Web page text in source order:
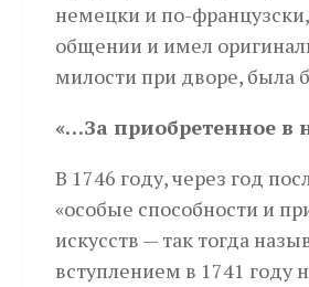
немецки и по-
общении и имел
милости при дворе, была
«…За приобретенное в
В 1746 году, через год
«особые способности и
искусств — так тогда
вступлением в 1741 году